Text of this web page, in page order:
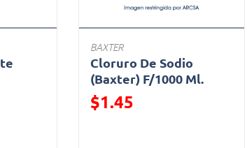
BAXTER
Cloruro De Sodio
(Baxter) F/1000 Ml.
$1.45